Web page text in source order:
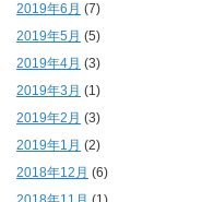
2019年6月 (7)
2019年5月 (5)
2019年4月 (3)
2019年3月 (1)
2019年2月 (3)
2019年1月 (2)
2018年12月 (6)